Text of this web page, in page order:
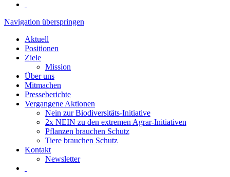
Navigation überspringen
Aktuell
Positionen
Ziele
Mission
Über uns
Mitmachen
Presseberichte
Vergangene Aktionen
Nein zur Biodiversitäts-Initiative
2x NEIN zu den extremen Agrar-Initiativen
Pflanzen brauchen Schutz
Tiere brauchen Schutz
Kontakt
Newsletter